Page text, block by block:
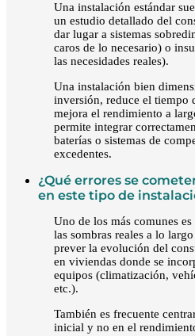
Una instalación estándar
un estudio detallado del
dar lugar a sistemas
caros de lo necesario) o
las necesidades reales).
Una instalación bien
inversión, reduce el tiempo
mejora el rendimiento a
permite integrar
baterías o sistemas de
excedentes.
¿Qué errores se
en este tipo de
Uno de los más comunes
las sombras reales a lo
prever la evolución del
en viviendas donde se
equipos (climatización,
etc.).
También es frecuente
inicial y no en el